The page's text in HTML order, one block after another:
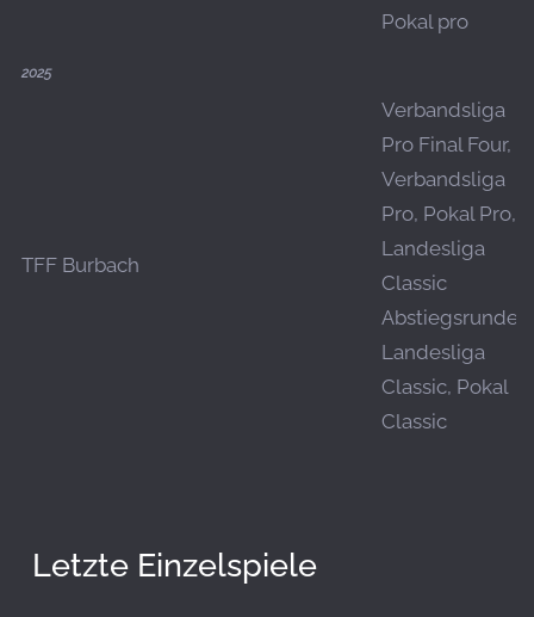
Pokal pro
2025
TFF Burbach
Verbandsliga
Pro Final Four,
Verbandsliga
Pro, Pokal Pro,
Landesliga
Classic
Abstiegsrunde,
Landesliga
Classic, Pokal
Classic
Letzte Einzelspiele